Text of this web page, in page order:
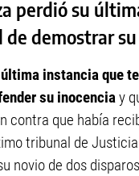
perdió su
demostrar
instancia que
su inocenciay
contra que había
tribunal de
novio de dos